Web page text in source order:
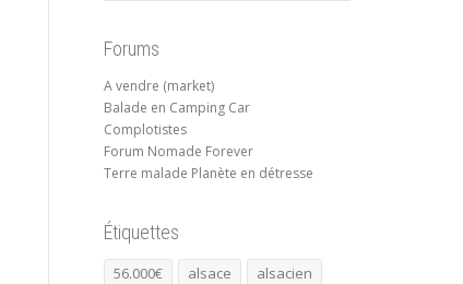
Forums
A vendre (market)
Balade en Camping Car
Complotistes
Forum Nomade Forever
Terre malade Planète en détresse
Étiquettes
56.000€ alsace
alsacien